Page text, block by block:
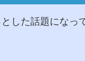
した話題になっ